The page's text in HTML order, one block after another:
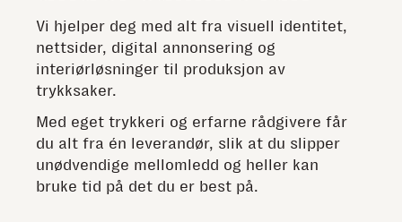
Vi hjelper deg med alt fra visuell identitet,
nettsider, digital annonsering og
interiørløsninger til produksjon av
trykksaker.
Med eget trykkeri og erfarne rådgivere får
du alt fra én leverandør, slik at du slipper
unødvendige mellomledd og heller kan
bruke tid på det du er best på.